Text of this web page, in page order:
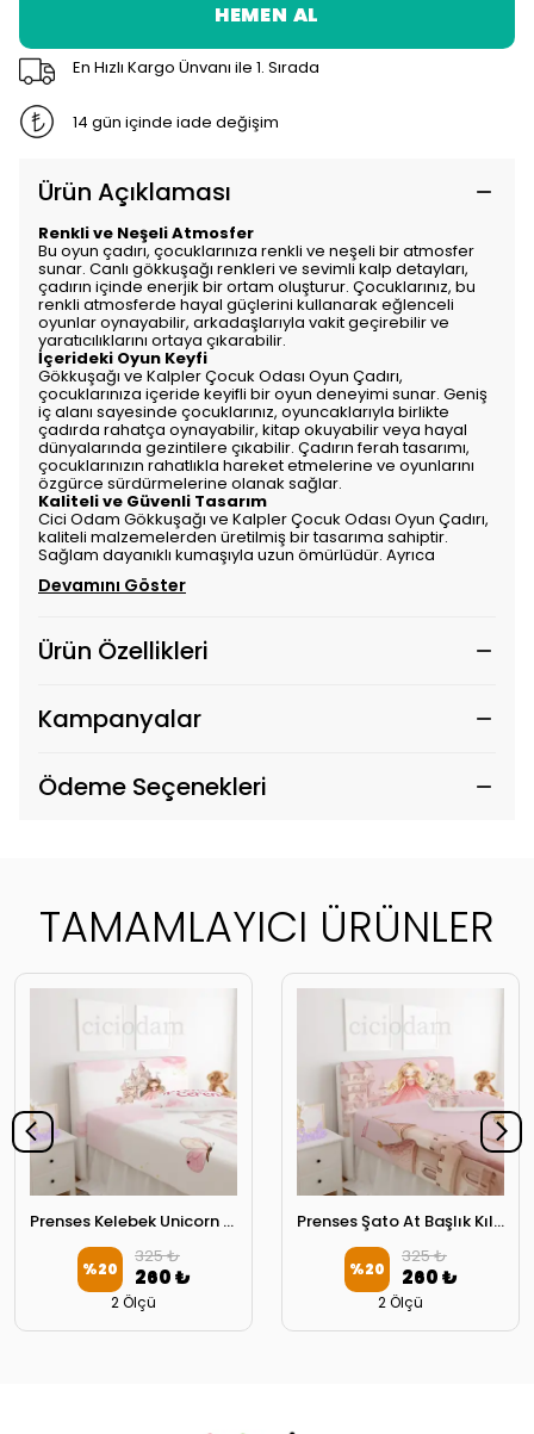
HEMEN AL
En Hızlı Kargo Ünvanı ile 1. Sırada
14 gün içinde iade değişim
Ürün Açıklaması
Renkli ve Neşeli Atmosfer
Bu oyun çadırı, çocuklarınıza renkli ve neşeli bir atmosfer
sunar. Canlı gökkuşağı renkleri ve sevimli kalp detayları,
çadırın içinde enerjik bir ortam oluşturur. Çocuklarınız, bu
renkli atmosferde hayal güçlerini kullanarak eğlenceli
oyunlar oynayabilir, arkadaşlarıyla vakit geçirebilir ve
yaratıcılıklarını ortaya çıkarabilir.
İçerideki Oyun Keyfi
Gökkuşağı ve Kalpler Çocuk Odası Oyun Çadırı,
çocuklarınıza içeride keyifli bir oyun deneyimi sunar. Geniş
iç alanı sayesinde çocuklarınız, oyuncaklarıyla birlikte
çadırda rahatça oynayabilir, kitap okuyabilir veya hayal
dünyalarında gezintilere çıkabilir. Çadırın ferah tasarımı,
çocuklarınızın rahatlıkla hareket etmelerine ve oyunlarını
özgürce sürdürmelerine olanak sağlar.
Kaliteli ve Güvenli Tasarım
Cici Odam Gökkuşağı ve Kalpler Çocuk Odası Oyun Çadırı,
kaliteli malzemelerden üretilmiş bir tasarıma sahiptir.
Sağlam dayanıklı kumaşıyla uzun ömürlüdür. Ayrıca
Devamını Göster
Ürün Özellikleri
Kampanyalar
Ödeme Seçenekleri
TAMAMLAYICI ÜRÜNLER
Prenses Kelebek Unicorn Başlık Kılıfı
%20
325 ₺
260 ₺
2 Ölçü
Prenses Şato At Başlık Kılıfı
%20
325 ₺
260 ₺
2 Ölçü